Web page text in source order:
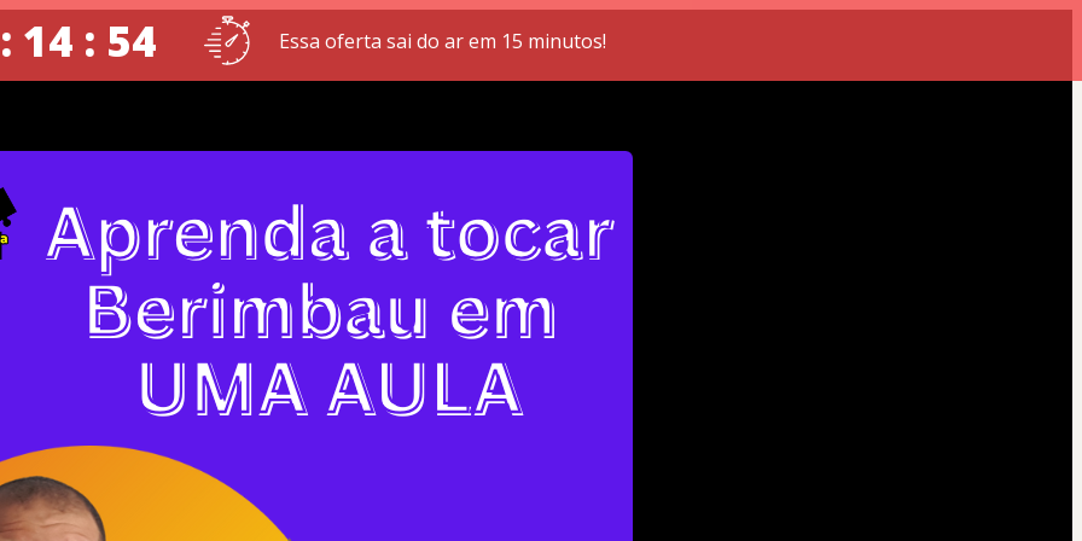
14 : 53 Essa oferta sai do ar em 15 minutos!